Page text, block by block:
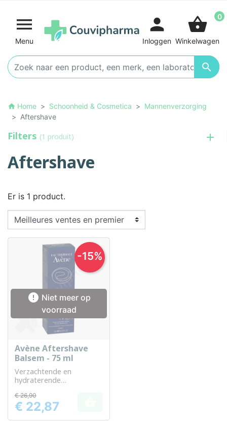

Menu

person
Inloggen
shopping_basket 0
Winkelwagen
home Home Schoonheid & Cosmetica
Mannenverzorging
Aftershave
Filters (1 produit)
Aftershave
Er is 1 product.
 Niet meer op
voorraad
Avène Aftershave
Balsem - 75 ml
Verzachtende en
hydraterende
voor de gevoelige huid
Prijs
€ 26,90
€ 22,87
-15%